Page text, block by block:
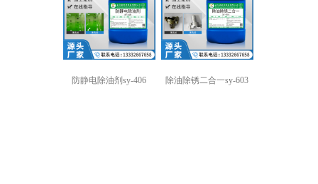
防静电除油剂sy-406 除油除锈二合一sy-603